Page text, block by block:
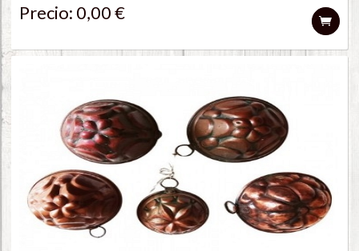
Precio: 0,00 €